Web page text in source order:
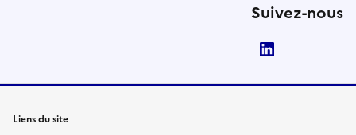
Suivez-nous
Liens du site